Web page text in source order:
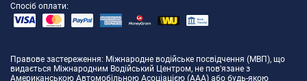
Спосіб оплати:
Правове застереження: Міжнародне водійське посвідчення (МВП), що
видається Міжнародним Водійський Центром, не пов'язане з
Американською Автомобільною Асоціацією (AAA) або будь-якою